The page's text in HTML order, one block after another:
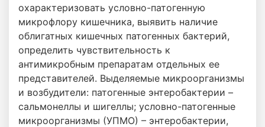
охарактеризовать условно-патогенную
микрофлору кишечника, выявить наличие
облигатных кишечных патогенных бактерий,
определить чувствительность к
антимикробным препаратам отдельных ее
представителей. Выделяемые микроорганизмы
и возбудители: патогенные энтеробактерии –
сальмонеллы и шигеллы; условно-патогенные
микроорганизмы (УПМО) – энтеробактерии,